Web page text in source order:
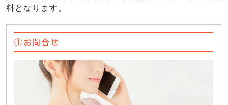
料となります。
①お問合せ